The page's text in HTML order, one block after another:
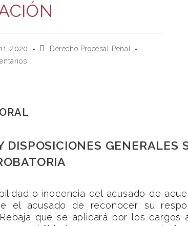
2020
Derecho Procesal Penal
GENERALES
o inocencia del acusado de
el acusado de reconocer su
que se aplicará por los cargos